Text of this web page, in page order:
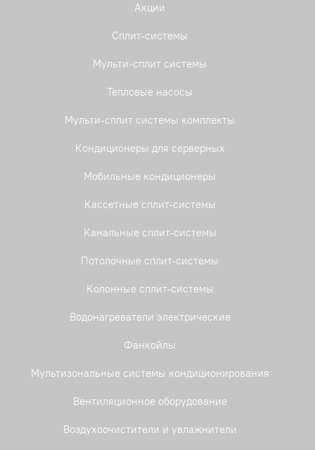
Акции
Сплит-системы
Мульти-сплит системы
Тепловые насосы
Мульти-сплит системы комплекты
Кондиционеры для серверных
Мобильные кондиционеры
Кассетные сплит-системы
Канальные сплит-системы
Потолочные сплит-системы
Колонные сплит-системы
Водонагреватели электрические
Фанкойлы
Мультизональные системы кондиционирования
Вентиляционное оборудование
Воздухоочистители и увлажнители